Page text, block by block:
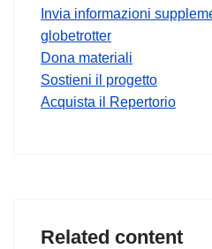
Invia informazioni
globetrotter
Dona materiali
Sostieni il progetto
Acquista il Repertorio
Related content